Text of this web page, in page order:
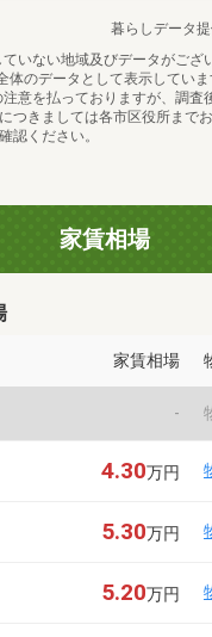
暮らしデータ提
いない地域及びデータがござ
体のデータとして表示していま
意を払っておりますが、調査
つきましては各市区役所まで
認ください。
家賃相場
家賃相場
-
4.30万円
5.30万円
5.20万円